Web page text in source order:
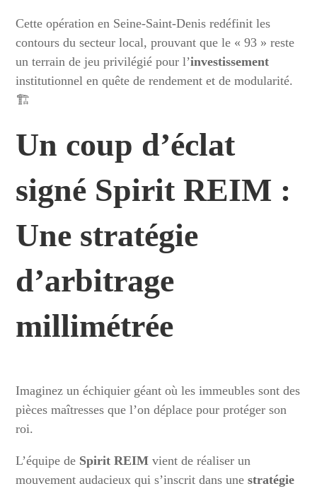
Cette opération en Seine-Saint-Denis redéfinit les
contours du secteur local, prouvant que le « 93 » reste
un terrain de jeu privilégié pour l’investissement
institutionnel en quête de rendement et de modularité.
🏗️
Un coup d’éclat
signé Spirit REIM :
Une stratégie
d’arbitrage
millimétrée
Imaginez un échiquier géant où les immeubles sont des
pièces maîtresses que l’on déplace pour protéger son
roi.
L’équipe de Spirit REIM vient de réaliser un
mouvement audacieux qui s’inscrit dans unestratégie